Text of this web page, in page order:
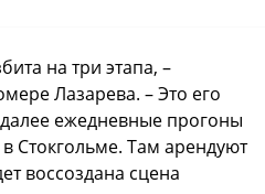
на три этапа, –
Лазарева. – Это его
ежедневные прогоны
Стокгольме. Там арендуют
воссоздана сцена